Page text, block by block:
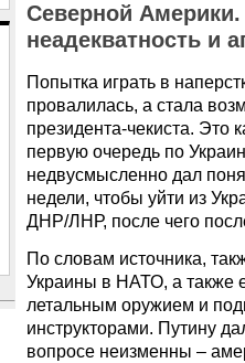
Северной
неадекватность и
Попытка играть в
провалилась, а стала
президента-чекиста. Это
первую очередь по
недвусмысленно дал
недели, чтобы уйти из
ДНР/ЛНР, после чего
По словам источника,
Украины в НАТО, а также
летальным оружием и
инструкторами. Путину
вопросе неизменны –